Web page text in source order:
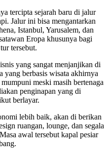
tercipta sejarah baru di jalur
Jalur ini bisa mengantarkan
Istanbul, Yarusalem, dan
Eropa khusunya bagi
tersebut.
yang sangat menjanjikan di
yang berbasis wisata akhirnya
meski masih bertenaga
penginapan yang di
berlayar.
lebih baik, akan di berikan
ruangan, lounge, dan segala
awal tersebut kapal pesiar